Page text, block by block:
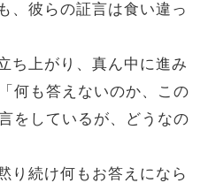
、彼らの証言は食い違っ
ち上がり、真ん中に進み
何も答えないのか、この
をしているが、どうなの
り続け何もお答えになら